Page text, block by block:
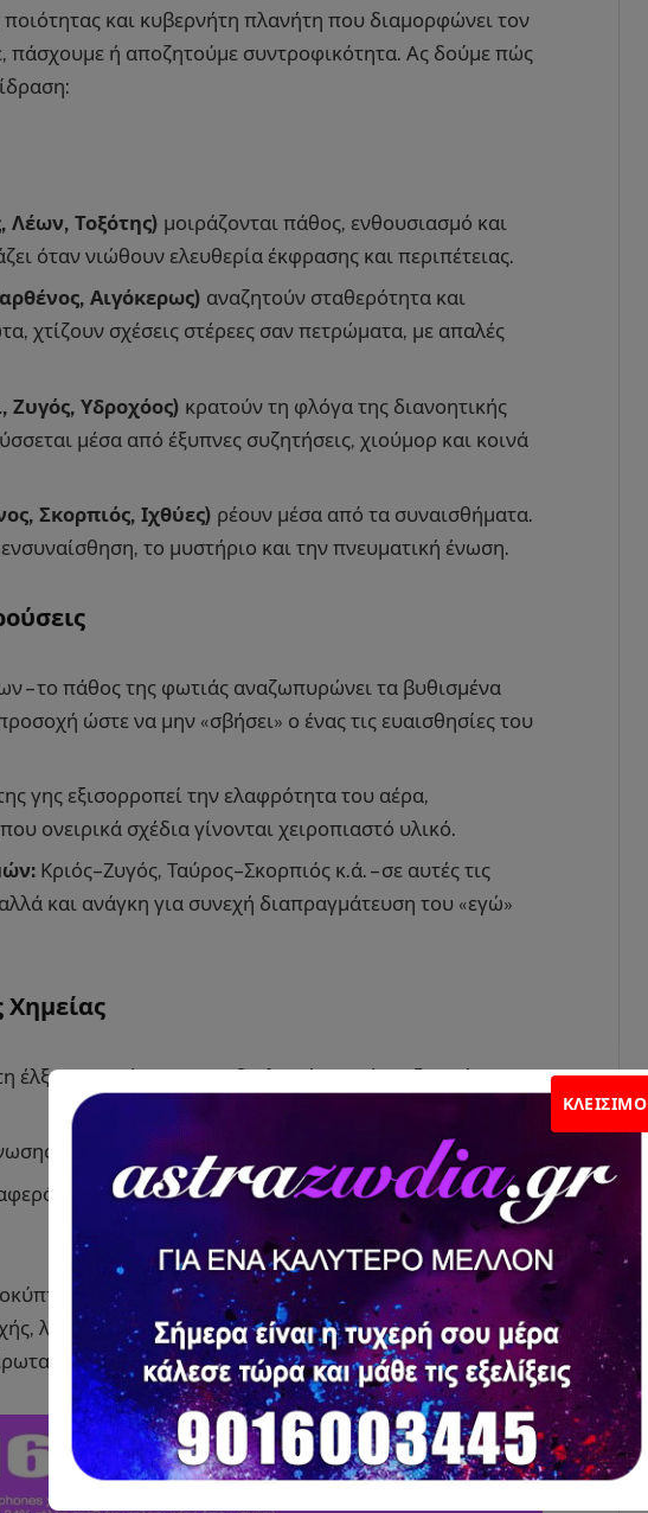
ΚΛΕΊΣΙΜΟ
και κυβερνήτη πλανήτη που διαμορφώνει τον
πάσχουμε ή αποζητούμε συντροφικότητα. Ας δούμε πώς
Λέων, Τοξότης) μοιράζονται πάθος, ενθουσιασμό και
όταν νιώθουν ελευθερία έκφρασης και περιπέτειας.
Αιγόκερως) αναζητούν σταθερότητα και
χτίζουν σχέσεις στέρεες σαν πετρώματα, με απαλές
Ζυγός, Υδροχόος) κρατούν τη φλόγα της διανοητικής
μέσα από έξυπνες συζητήσεις, χιούμορ και κοινά
Σκορπιός, Ιχθύες) ρέουν μέσα από τα συναισθήματα.
το μυστήριο και την πνευματική ένωση.
– το πάθος της φωτιάς αναζωπυρώνει τα βυθισμένα
ώστε να μην «σβήσει» ο ένας τις ευαισθησίες του
γης εξισορροπεί την ελαφρότητα του αέρα,
ονειρικά σχέδια γίνονται χειροπιαστό υλικό.
Κριός–Ζυγός, Ταύρος–Σκορπιός κ.ά. – σε αυτές τις
και ανάγκη για συνεχή διαπραγμάτευση του «εγώ»
Χημείας
έλξη του ηγέτη και του διπλωμάτη. Ο ένας ξεκινά, ο
– γήινη φροντίδα συναντά πνευματική τρυφερότητα.
διάλογος γεμάτος περιπέτεια και ανταλλαγή
από την ισορροπία μεταξύ εγωισμού και
λογικής και διαίσθησης. Όταν η χημική αντίδραση
γίνεται η πιο μαγική αλχημεία.